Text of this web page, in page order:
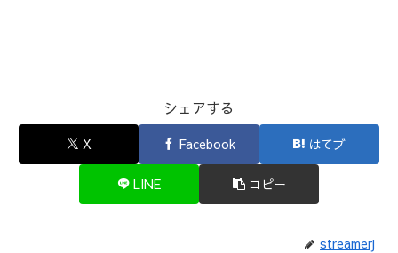
シェアする
X Facebook はてブ
LINE コピー
streamerj